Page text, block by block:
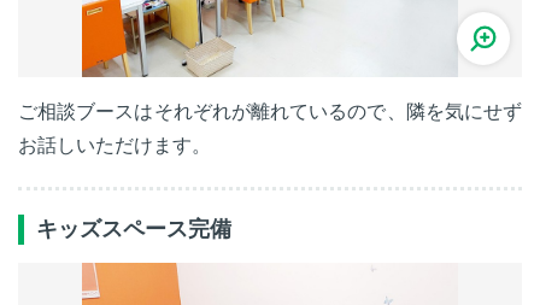
ご相談ブースはそれぞれが離れているので、隣を気にせず
お話しいただけます。
キッズスペース完備